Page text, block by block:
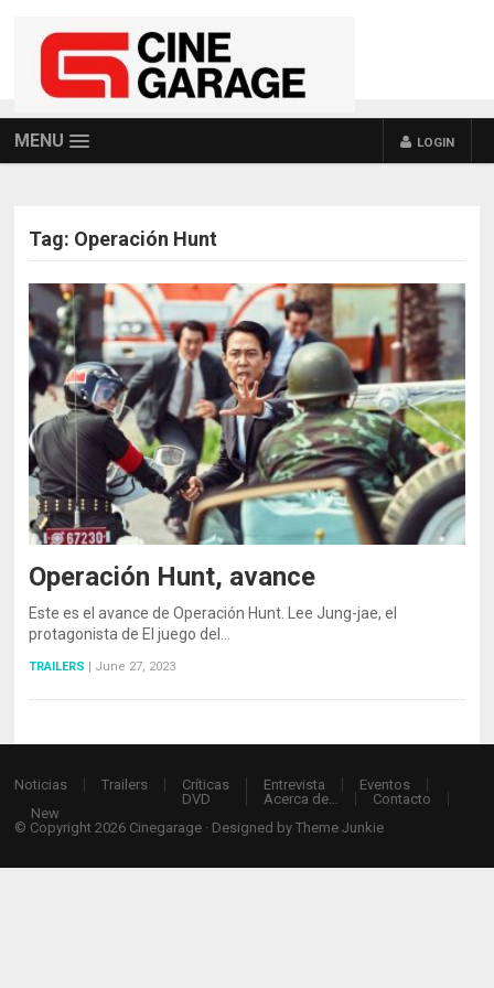
MENU LOGIN
Tag: Operación Hunt
Operación Hunt, avance
Este es el avance de Operación Hunt. Lee Jung-jae, el
protagonista de El juego del…
TRAILERS June 27, 2023
Noticias Trailers
Críticas
DVD
Entrevista
Eventos
Acerca de…
Contacto
New
© Copyright 2026 Cinegarage · Designed byTheme Junkie